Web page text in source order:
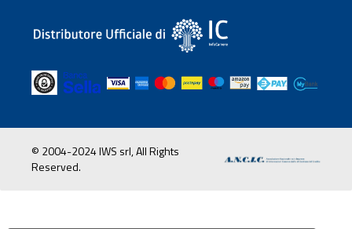
© 2004-2024 IWS srl, All Rights
Reserved.